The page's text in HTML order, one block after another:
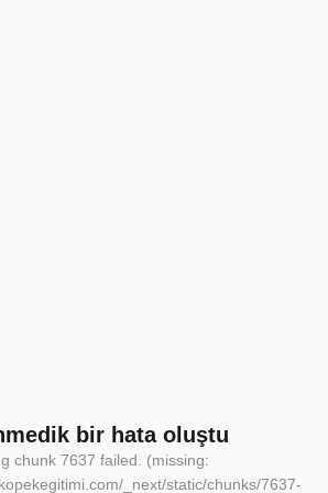
bir hata oluştu
chunk 7637 failed. (missing:
_next/static/chunks/7637-